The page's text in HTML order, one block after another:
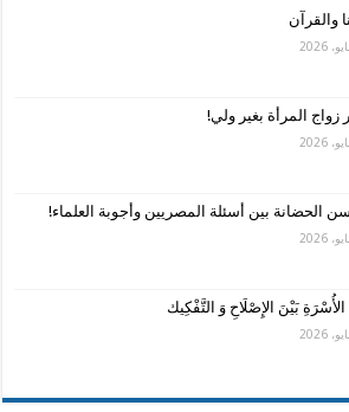
والقرآن
زواج المرأة بغير ولي!
الحضانة بين أسئلة المصريين وأجوبة العلماء!
بَيْنَ الإِصْلَاحِ وَ التَّفْكِيك